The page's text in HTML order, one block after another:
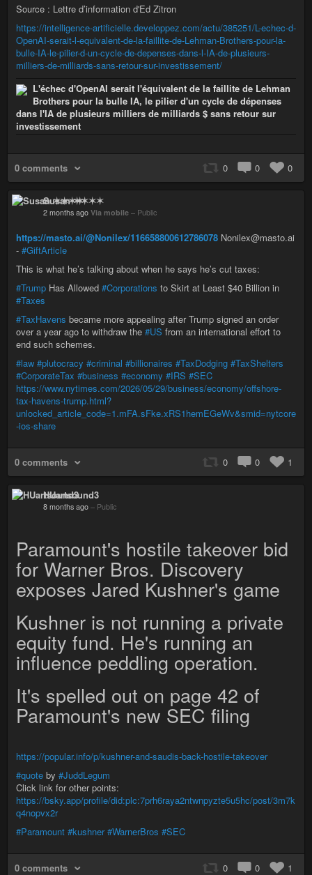
Source : Lettre d’information d'Ed Zitron
https://intelligence-artificielle.developpez.com/actu/385251/L-echec-d-
OpenAI-serait-l-equivalent-de-la-faillite-de-Lehman-Brothers-pour-la-
bulle-IA-le-pilier-d-un-cycle-de-depenses-dans-l-IA-de-plusieurs-
milliers-de-milliards-sans-retour-sur-investissement/
L'échec d'OpenAI serait l'équivalent de la faillite de Lehman
Brothers pour la bulle IA, le pilier d'un cycle de dépenses
dans l'IA de plusieurs milliers de milliards $ sans retour sur
investissement
0 comments 0 0 0
Susan ✶✶✶✶
2 months ago Via mobile – Public
https://masto.ai/@Nonilex/116658800612786078 Nonilex@masto.ai
- #GiftArticle
This is what he’s talking about when he says he’s cut taxes:
#Trump Has Allowed #Corporations to Skirt at Least $40 Billion in
#Taxes
#TaxHavens became more appealing after Trump signed an order
over a year ago to withdraw the #US from an international effort to
end such schemes.
#law #plutocracy #criminal #billionaires #TaxDodging #TaxShelters
#CorporateTax #business #economy #IRS #SEC
https://www.nytimes.com/2026/05/29/business/economy/offshore-
tax-havens-trump.html?
unlocked_article_code=1.mFA.sFke.xRS1hemEGeWv&smid=nytcore
-ios-share
0 comments 0 0 1
HUartsound3
8 months ago – Public
Paramount's hostile takeover bid
for Warner Bros. Discovery
exposes Jared Kushner's game
Kushner is not running a private
equity fund. He's running an
influence peddling operation.
It's spelled out on page 42 of
Paramount's new SEC filing
https://popular.info/p/kushner-and-saudis-back-hostile-takeover
#quote by #JuddLegum
Click link for other points:
https://bsky.app/profile/did:plc:7prh6raya2ntwnpyzte5u5hc/post/3m7k
q4nopvx2r
#Paramount #kushner #WarnerBros #SEC
0 comments 0 0 1